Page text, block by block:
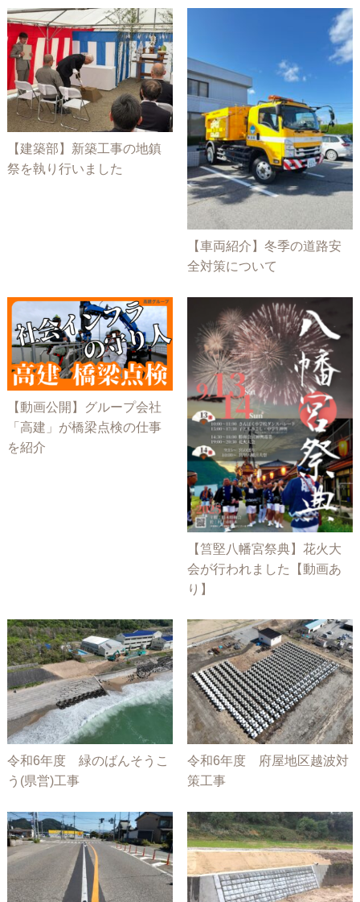
【建築部】新築工事の地鎮
祭を執り行いました
【車両紹介】冬季の道路安
全対策について
【動画公開】グループ会社
「高建」が橋梁点検の仕事
を紹介
【筥堅八幡宮祭典】花火大
会が行われました【動画あ
り】
令和6年度 緑のばんそうこ
う(県営)工事
令和6年度 府屋地区越波対
策工事